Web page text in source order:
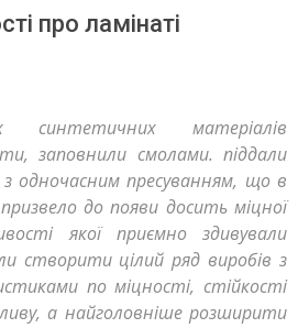
про ламінаті
синтетичних матеріалів
заповнили смолами. піддали
з одночасним пресуванням, що в
до появи досить міцної
якої приємно здивували
створити цілий ряд виробів з
по міцності, стійкості
а найголовніше розширити